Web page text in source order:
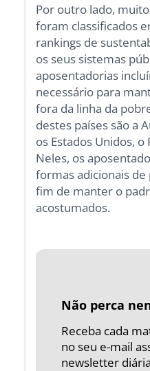
Por outro lado,
foram classificados
rankings de
os seus sistemas
aposentadorias
necessário para
fora da linha da
destes países são a
os Estados Unidos,
Neles, os
formas adicionais de
fim de manter o
acostumados.
Não perca
Receba cada
no seu e-mail
newsletter